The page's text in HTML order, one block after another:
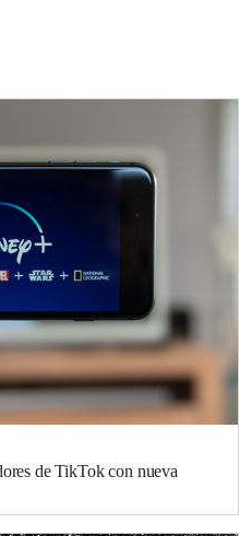
de TikTok con nueva